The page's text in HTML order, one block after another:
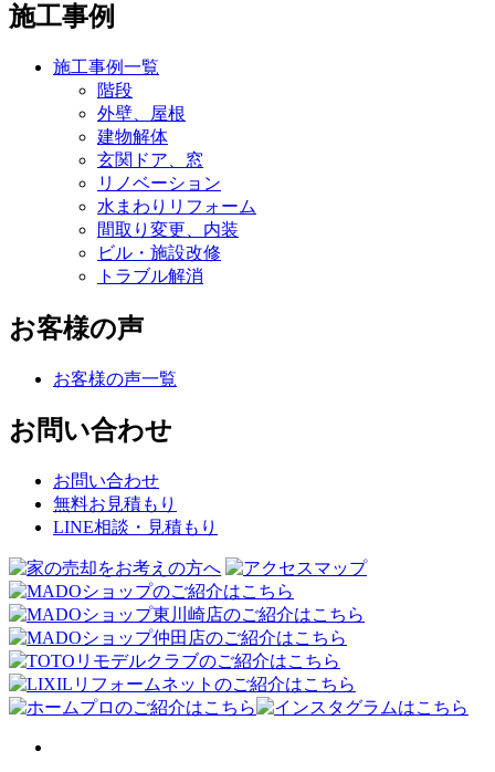
施工事例
施工事例一覧
階段
外壁、屋根
建物解体
玄関ドア、窓
リノベーション
水まわりリフォーム
間取り変更、内装
ビル・施設改修
トラブル解消
お客様の声
お客様の声一覧
お問い合わせ
お問い合わせ
無料お見積もり
LINE相談・見積もり